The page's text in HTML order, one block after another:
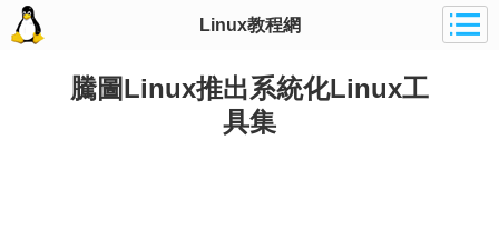
Linux教程網
騰圖Linux推出系統化Linux工
具集